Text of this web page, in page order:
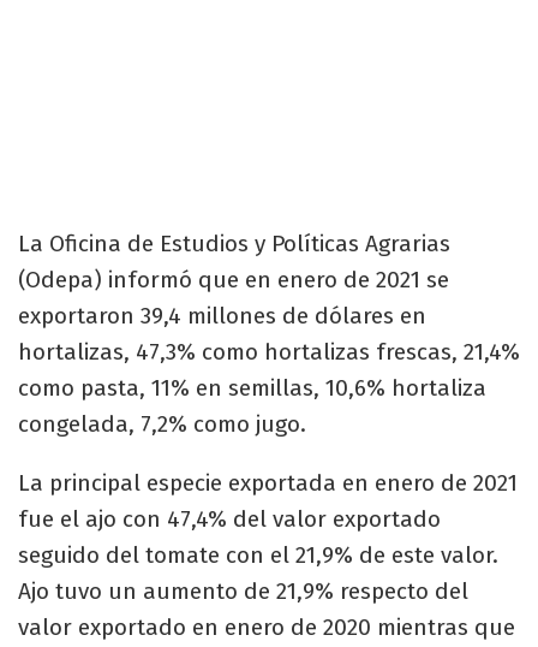
La Oficina de Estudios y Políticas Agrarias
(Odepa) informó que en enero de 2021 se
exportaron 39,4 millones de dólares en
hortalizas, 47,3% como hortalizas frescas, 21,4%
como pasta, 11% en semillas, 10,6% hortaliza
congelada, 7,2% como jugo.
La principal especie exportada en enero de 2021
fue el ajo con 47,4% del valor exportado
seguido del tomate con el 21,9% de este valor.
Ajo tuvo un aumento de 21,9% respecto del
valor exportado en enero de 2020 mientras que